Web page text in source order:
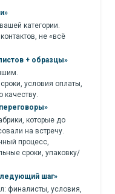
категории.
не «всё
+ образцы»
условия оплаты,
качеству.
которые до
на встречу.
процесс,
сроки, упаковку/
шаг»
финалисты, условия,